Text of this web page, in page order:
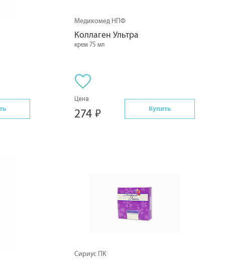
Медикомед НПФ
Коллаген Ультра
крем 75 мл
Цена:
274 Купить
Сириус ПК